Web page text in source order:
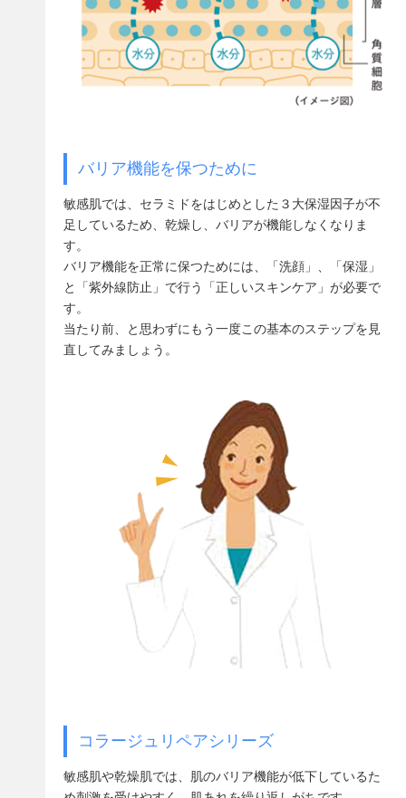
バリア機能を保つために
敏感肌では、セラミドをはじめとした３大保湿因子が不
足しているため、乾燥し、バリアが機能しなくなりま
す。
バリア機能を正常に保つためには、「洗顔」、「保湿」
と「紫外線防止」で行う「正しいスキンケア」が必要で
す。
当たり前、と思わずにもう一度この基本のステップを見
直してみましょう。
コラージュリペアシリーズ
敏感肌や乾燥肌では、肌のバリア機能が低下しているた